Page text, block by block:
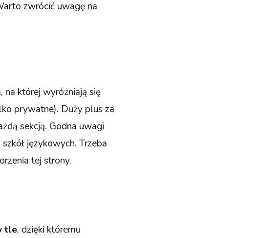
zwrócić uwagę na
na której wyróżniają się
prywatne). Duży plus za
sekcją. Godna uwagi
językowych. Trzeba
tej strony.
tle, dzięki któremu